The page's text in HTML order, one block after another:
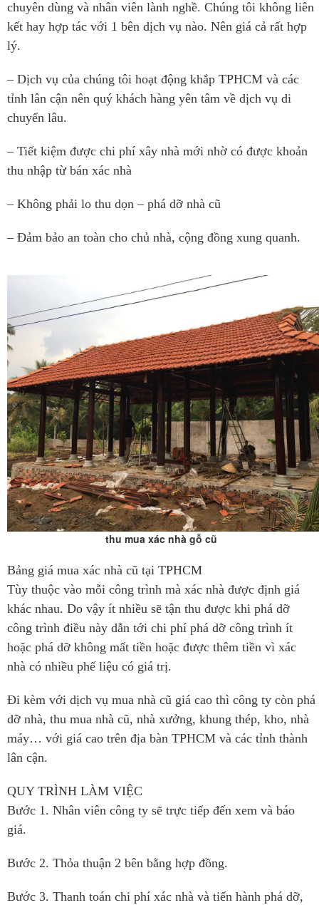
chuyên dùng và nhân viên lành nghề. Chúng tôi không liên
kết hay hợp tác với 1 bên dịch vụ nào. Nên giá cả rất hợp
lý.
– Dịch vụ của chúng tôi hoạt động khắp TPHCM và các
tỉnh lân cận nên quý khách hàng yên tâm về dịch vụ di
chuyển lâu.
– Tiết kiệm được chi phí xây nhà mới nhờ có được khoản
thu nhập từ bán xác nhà
– Không phải lo thu dọn – phá dỡ nhà cũ
– Đảm bảo an toàn cho chủ nhà, cộng đồng xung quanh.
thu mua xác nhà gỗ cũ
Bảng giá mua xác nhà cũ tại TPHCM
Tùy thuộc vào mỗi công trình mà xác nhà được định giá
khác nhau. Do vậy ít nhiều sẽ tận thu được khi phá dỡ
công trình điều này dẫn tới chi phí phá dỡ công trình ít
hoặc phá dỡ không mất tiền hoặc được thêm tiền vì xác
nhà có nhiều phế liệu có giá trị.
Đi kèm với dịch vụ mua nhà cũ giá cao thì công ty còn phá
dỡ nhà, thu mua nhà cũ, nhà xưởng, khung thép, kho, nhà
máy… với giá cao trên địa bàn TPHCM và các tỉnh thành
lân cận.
QUY TRÌNH LÀM VIỆC
Bước 1. Nhân viên công ty sẽ trực tiếp đến xem và báo
giá.
Bước 2. Thỏa thuận 2 bên bằng hợp đồng.
Bước 3. Thanh toán chi phí xác nhà và tiến hành phá dỡ,